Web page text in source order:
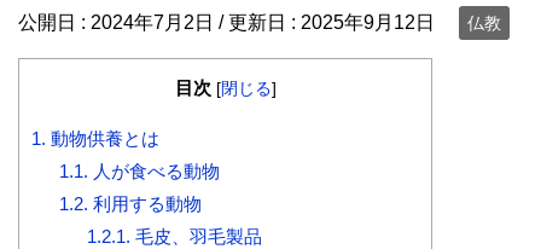
公開日 : 2024年7月2日 / 更新日 : 2025年9月12日 仏教
目次 [閉じる]
1. 動物供養とは
1.1. 人が食べる動物
1.2. 利用する動物
1.2.1. 毛皮、羽毛製品